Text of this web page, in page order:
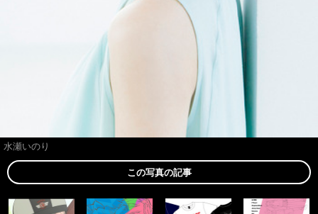
水瀬いのり
この写真の記事